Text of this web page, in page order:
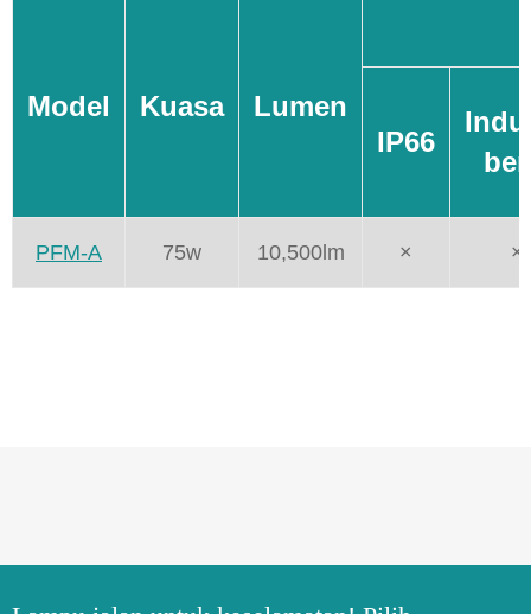
Model Kuasa
Lumen
IP66
PFM-A 75w 10,500lm × ×